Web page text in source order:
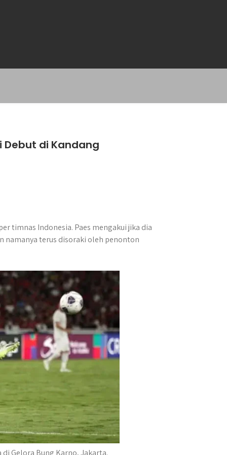
Debut di Kandang
timnas Indonesia. Paes mengakui jika dia
namanya terus disoraki oleh penonton
Gelora Bung Karno, Jakarta.